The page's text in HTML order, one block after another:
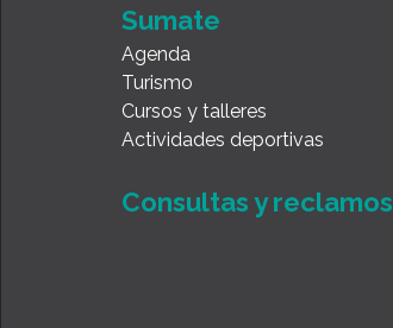
Sumate
Agenda
Turismo
Cursos y talleres
Actividades deportivas
Consultas y reclamos